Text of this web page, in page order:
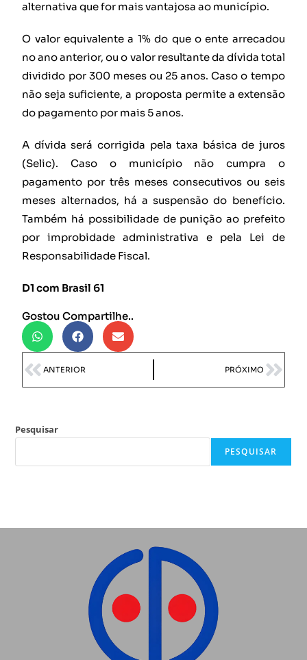
alternativa que for mais vantajosa ao município.
O valor equivalente a 1% do que o ente arrecadou
no ano anterior, ou o valor resultante da dívida total
dividido por 300 meses ou 25 anos. Caso o tempo
não seja suficiente, a proposta permite a extensão
do pagamento por mais 5 anos.
A dívida será corrigida pela taxa básica de juros
(Selic). Caso o município não cumpra o
pagamento por três meses consecutivos ou seis
meses alternados, há a suspensão do benefício.
Também há possibilidade de punição ao prefeito
por improbidade administrativa e pela Lei de
Responsabilidade Fiscal.
D1 com Brasil 61
Gostou Compartilhe..
ANTERIOR PRÓXIMO
Pesquisar
PESQUISAR